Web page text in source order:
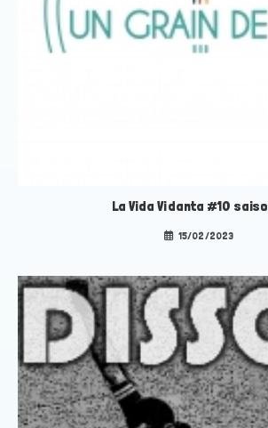
La Vida Vidanta #10
15/02/2023